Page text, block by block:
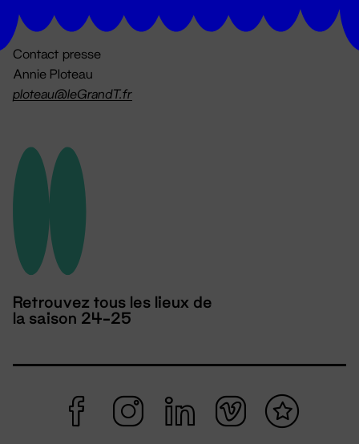
Contact presse
Annie Ploteau
ploteau@leGrandT.fr
Retrouvez tous les lieux de
la saison 24-25